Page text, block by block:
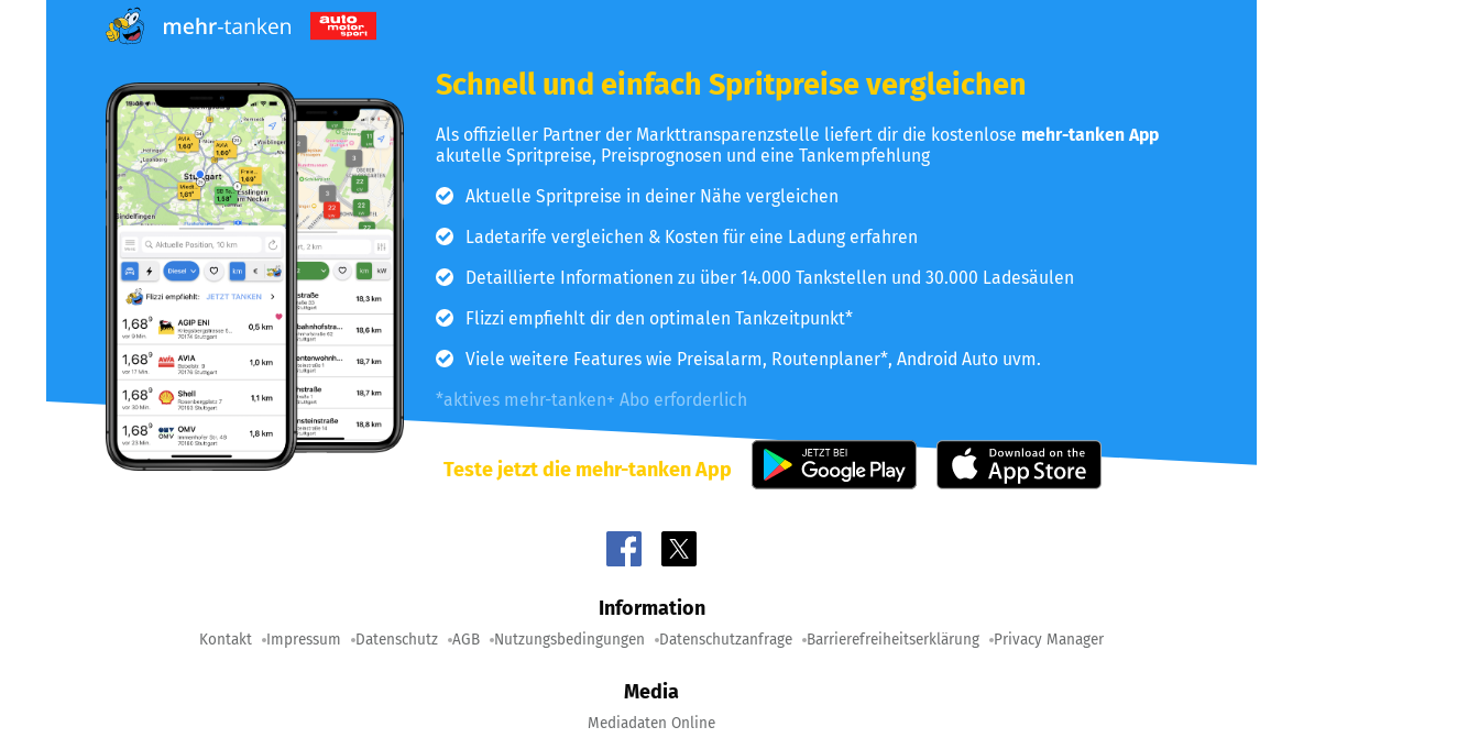
Schnell und einfach Spritpreise vergleichen
Als offizieller Partner der Markttransparenzstelle liefert dir die kostenlose mehr-tanken App
akutelle Spritpreise, Preisprognosen und eine Tankempfehlung
Aktuelle Spritpreise in deiner Nähe vergleichen
Ladetarife vergleichen & Kosten für eine Ladung erfahren
Detaillierte Informationen zu über 14.000 Tankstellen und 30.000 Ladesäulen
Flizzi empfiehlt dir den optimalen Tankzeitpunkt*
Viele weitere Features wie Preisalarm, Routenplaner*, Android Auto uvm.
*aktives mehr-tanken+ Abo erforderlich
Teste jetzt die mehr-tanken App
Information
Kontakt Impressum Datenschutz AGB Nutzungsbedingungen Datenschutzanfrage Barrierefreiheitserklärung Privacy Manager
Media
Mediadaten Online